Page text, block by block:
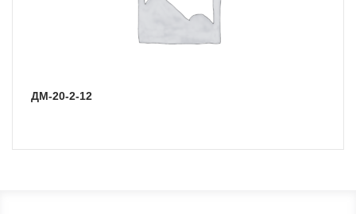
ДМ-20-2-12